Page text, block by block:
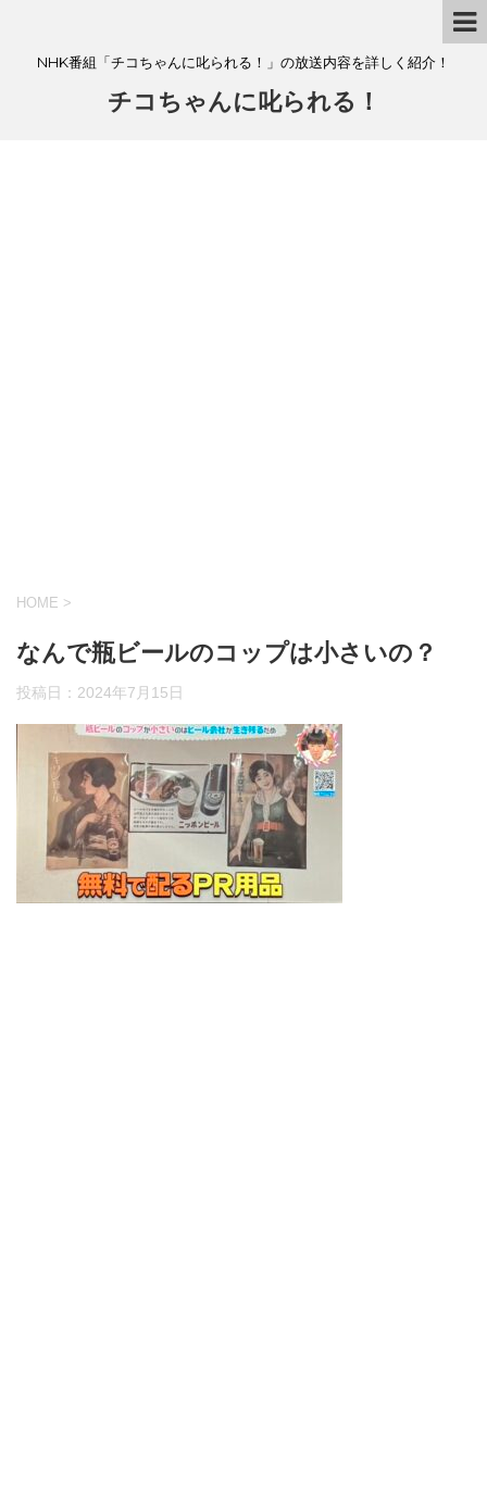
NHK番組「チコちゃんに叱られる！」の放送内容を詳しく紹介！
チコちゃんに叱られる！
HOME >
なんで瓶ビールのコップは小さいの？
投稿日： 2024年7月15日